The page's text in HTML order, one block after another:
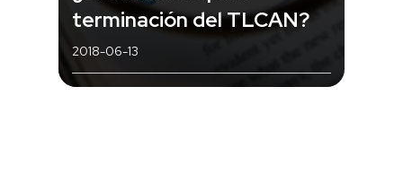
terminación del TLCAN?
2018-06-13